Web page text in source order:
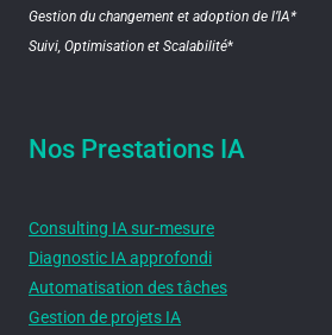
Gestion du changement et adoption de l’IA*
Suivi, Optimisation et Scalabilité*
Nos Prestations IA
Consulting IA sur-mesure
Diagnostic IA approfondi
Automatisation des tâches
Gestion de projets IA